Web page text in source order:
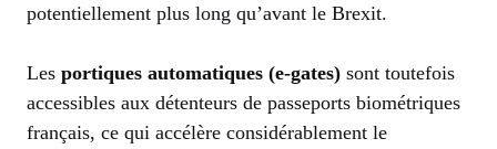
potentiellement plus long qu’avant le Brexit.
Les portiques automatiques (e-gates) sont toutefois
accessibles aux détenteurs de passeports biométriques
français, ce qui accélère considérablement le